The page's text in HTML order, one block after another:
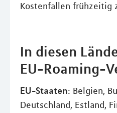
Kostenfallen frühzeitig
In diesen
EU-Roaming-
EU-Staaten: Belgien,
Deutschland, Estland,